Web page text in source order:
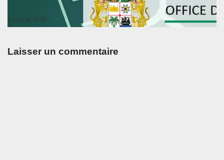
JUIL 8, 2026
Laisser un commentaire